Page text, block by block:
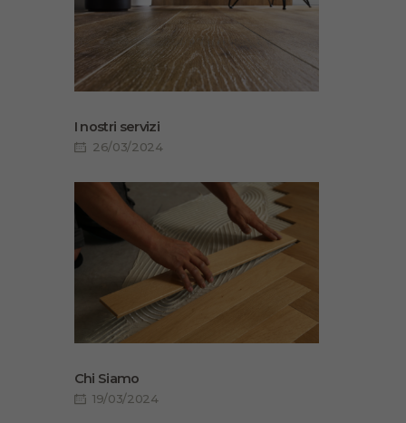
I nostri servizi
26/03/2024
Chi Siamo
19/03/2024